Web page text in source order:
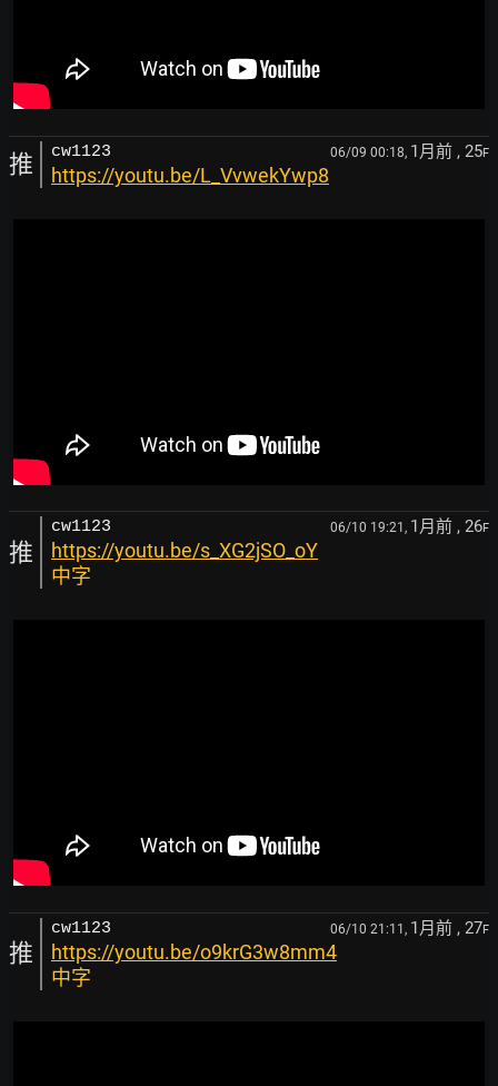
推 cw1123 06/09 00:18, 1月前 , 25F
https://youtu.be/L_VvwekYwp8
推
cw1123 06/10 19:21, 1月前 , 26F
https://youtu.be/s_XG2jSO_oY
中字
推
cw1123 06/10 21:11, 1月前 , 27F
https://youtu.be/o9krG3w8mm4
中字